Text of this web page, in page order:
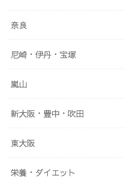
奈良
尼崎・伊丹・宝塚
嵐山
新大阪・豊中・吹田
東大阪
栄養・ダイエット